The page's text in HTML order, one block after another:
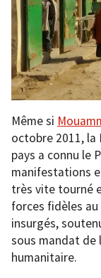
Même si
octobre 2011, la
pays a connu le
manifestations
très vite tourné
forces fidèles
insurgés,
sous mandat de
humanitaire.